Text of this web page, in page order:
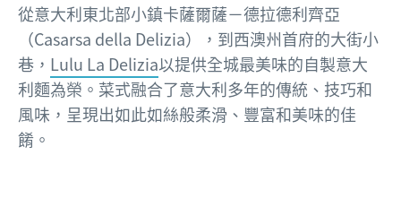
從意大利東北部小鎮卡薩爾薩－德拉德利齊亞
（Casarsa della Delizia），到西澳州首府的大街小
巷， Lulu La Delizia以提供全城最美味的自製意大
利麵為榮。菜式融合了意大利多年的傳統、技巧和
風味，呈現出如此如絲般柔滑、豐富和美味的佳
餚。